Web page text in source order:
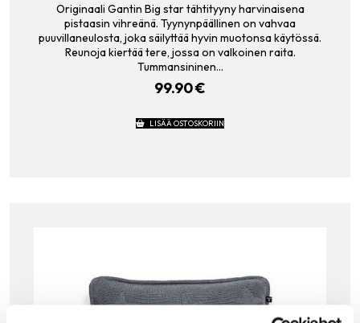
Originaali Gantin Big star tähtityyny harvinaisena
pistaasin vihreänä. Tyynynpäällinen on vahvaa
puuvillaneulosta, joka säilyttää hyvin muotonsa käytössä.
Reunoja kiertää tere, jossa on valkoinen raita.
Tummansininen…
99.90€
LISÄÄ OSTOSKORIIN